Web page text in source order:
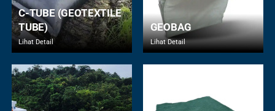
C-TUBE (GEOTEXTILE
TUBE)
Lihat Detail
GEOBAG
Lihat Detail